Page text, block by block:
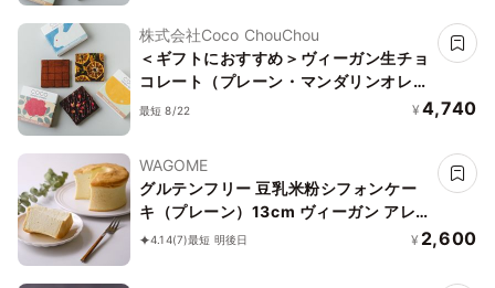
株式会社Coco ChouChou
＜ギフトにおすすめ＞ヴィーガン生チョ
コレート（プレーン・マンダリンオレン
ジ・ラズベリー＆ローズ）ヴィーガン
最短 8/22 ¥ 4,740
WAGOME
グルテンフリー 豆乳米粉シフォンケー
キ（プレーン）13cm ヴィーガン アレ
ルギー対応 小麦なし 卵なし 乳なし《ヴ
4.14(7)最短 明後日 ¥ 2,600